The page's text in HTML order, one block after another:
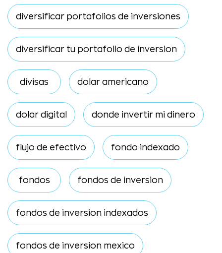
diversificar portafolios de inversiones
diversificar tu portafolio de inversion
divisas dolar americano
dolar digital donde invertir mi dinero
flujo de efectivo fondo indexado
fondos fondos de inversion
fondos de inversion indexados
fondos de inversion mexico